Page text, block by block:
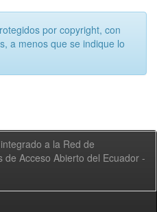
por copyright, con
a menos que se indique lo
a la Red de
de Acceso Abierto del Ecuador -